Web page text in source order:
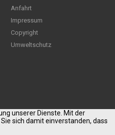
Anfahrt
Impressum
Copyright
Umweltschutz
unserer Dienste. Mit der
sich damit einverstanden, dass